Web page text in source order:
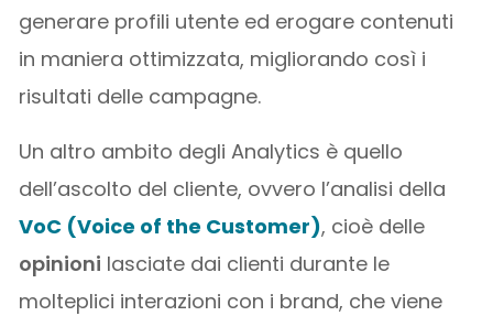
generare profili utente ed erogare contenuti
in maniera ottimizzata, migliorando così i
risultati delle campagne.
Un altro ambito degli Analytics è quello
dell’ascolto del cliente, ovvero l’analisi della
VoC (Voice of the Customer), cioè delle
opinioni lasciate dai clienti durante le
molteplici interazioni con i brand, che viene